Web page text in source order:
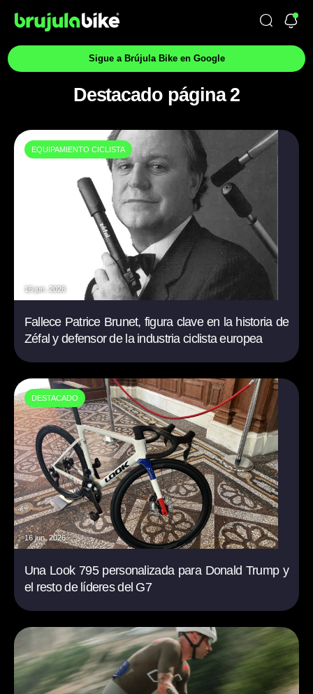
Sigue a Brújula Bike en Google
Destacado página 2
EQUIPAMIENTO CICLISTA
16 jun. 2026
Fallece Patrice Brunet, figura clave en la historia de
Zéfal y defensor de la industria ciclista europea
DESTACADO
16 jun. 2026
Una Look 795 personalizada para Donald Trump y
el resto de líderes del G7